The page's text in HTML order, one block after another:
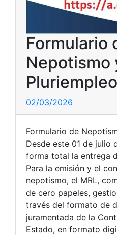
Formulario
Nepotismo
Pluriempleo
02/03/2026
Formulario de
Desde este 01 de julio
forma total la entrega
Para la emisión y el
nepotismo, el MRL,
de cero papeles,
través del formato de
juramentada de la
Estado, en formato